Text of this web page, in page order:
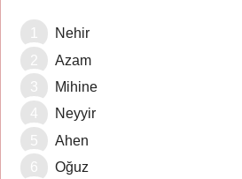
Nehir
Azam
Mihine
Neyyir
Ahen
Oğuz